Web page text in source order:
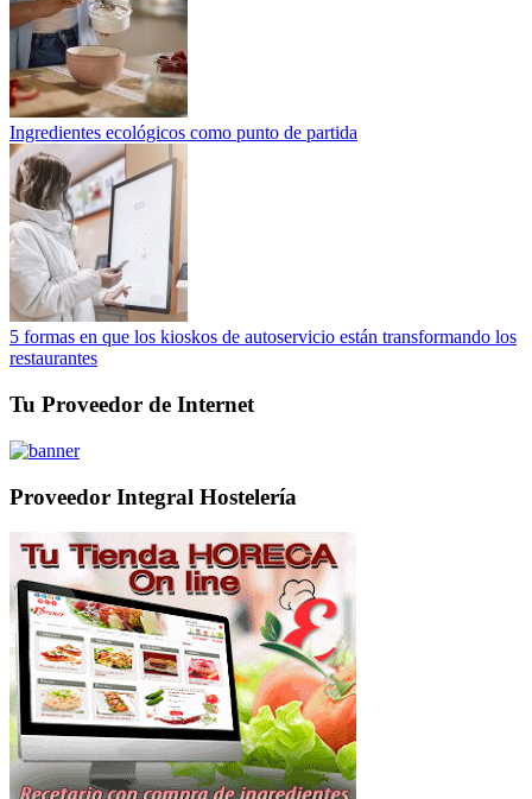
Ingredientes ecológicos como punto de partida
5 formas en que los kioskos de autoservicio están transformando los
restaurantes
Tu Proveedor de Internet
Proveedor Integral Hostelería